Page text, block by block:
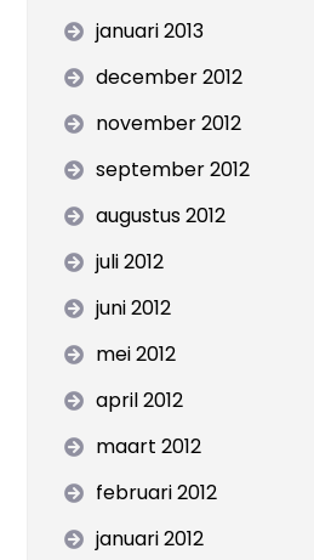
januari 2013
december 2012
november 2012
september 2012
augustus 2012
juli 2012
juni 2012
mei 2012
april 2012
maart 2012
februari 2012
januari 2012